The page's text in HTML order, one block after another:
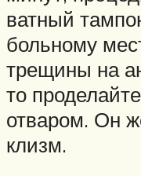
ватный
больному
трещины на
то
отваром. Он
клизм.